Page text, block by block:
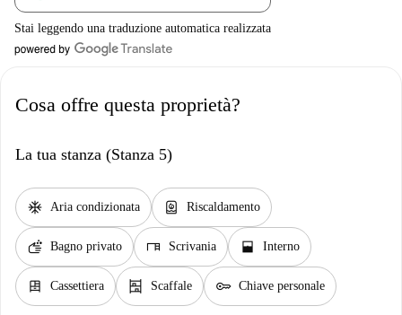
Stai leggendo una traduzione automatica realizzata
Cosa offre questa proprietà?
La tua stanza (Stanza 5)
ac_unit Aria condizionata water_heater Riscaldamento
soap Bagno privato desk Scrivania window_open Interno
dresser Cassettiera shelves Scaffale key Chiave personale